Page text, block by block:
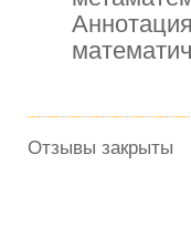
Отзывы закрыты